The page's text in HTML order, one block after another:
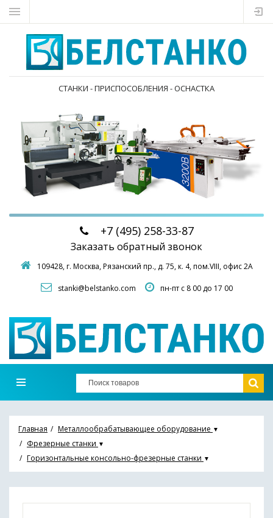
СТАНКИ - ПРИСПОСОБЛЕНИЯ - ОСНАСТКА
+7 (495)258-33-87
Заказать обратный звонок
109428, г. Москва,Рязанский пр., д. 75, к. 4, пом.VIII, офис 2А
stanki@belstanko.com пн-пт с 8 00 до 17 00
Главная Металлообрабатывающее оборудование ▼
Фрезерные станки ▼
Горизонтальные консольно-фрезерные станки ▼